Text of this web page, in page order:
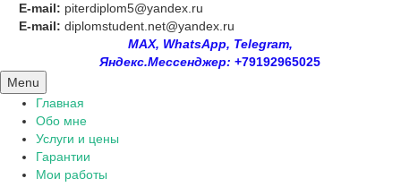
E-mail: piterdiplom5@yandex.ru
E-mail: diplomstudent.net@yandex.ru
MAX, WhatsApp, Telegram,
Яндекс.Мессенджер: +79192965025
Menu
Главная
Обо мне
Услуги и цены
Гарантии
Мои работы